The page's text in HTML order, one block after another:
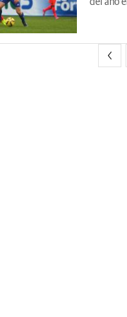
del año